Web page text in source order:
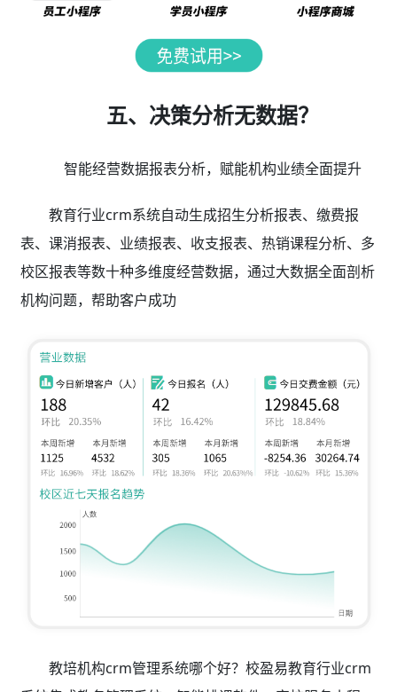
五、决策分析无数据？
智能经营数据报表分析，赋能机构业绩全面提升
教育行业crm系统自动生成招生分析报表、缴费报
表、课消报表、业绩报表、收支报表、热销课程分析、多
校区报表等数十种多维度经营数据，通过大数据全面剖析
机构问题，帮助客户成功
教培机构crm管理系统哪个好？校盈易教育行业crm